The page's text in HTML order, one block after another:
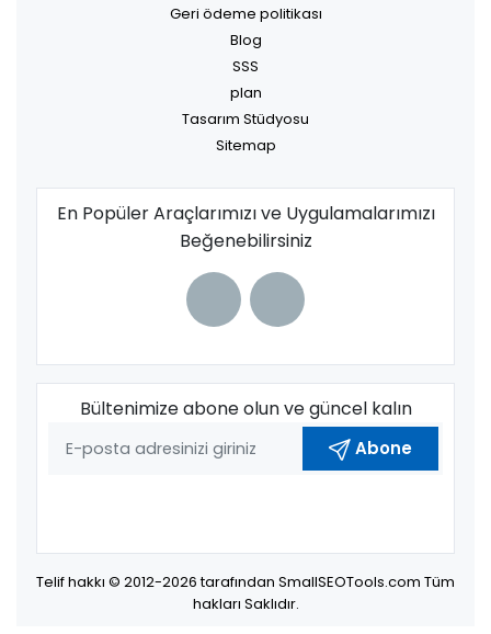
Geri ödeme politikası
Blog
SSS
plan
Tasarım Stüdyosu
Sitemap
En Popüler Araçlarımızı ve Uygulamalarımızı
Beğenebilirsiniz
Bültenimize abone olun ve güncel kalın
Abone
Telif hakkı © 2012-2026 tarafından SmallSEOTools.com Tüm
hakları Saklıdır.